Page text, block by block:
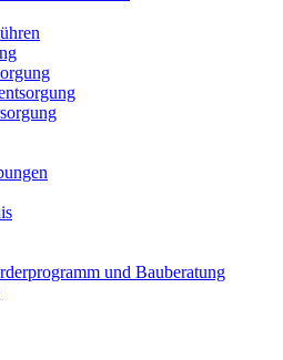
und Bauberatung